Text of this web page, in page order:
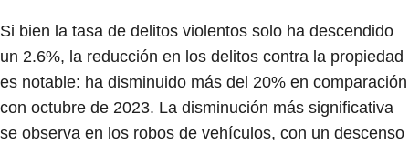
Si bien la tasa de delitos violentos solo ha descendido
un 2.6%, la reducción en los delitos contra la propiedad
es notable: ha disminuido más del 20% en comparación
con octubre de 2023. La disminución más significativa
se observa en los robos de vehículos, con un descenso